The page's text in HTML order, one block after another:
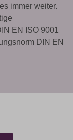
immer weiter.
EN ISO 9001
DIN EN